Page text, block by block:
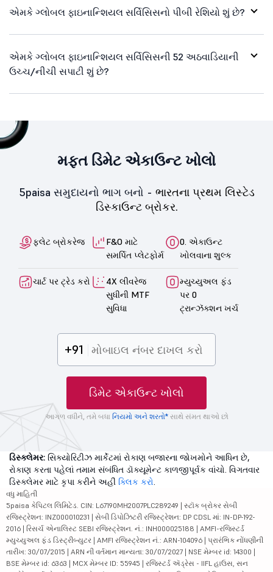
એમકે ગ્લોબલ ફાઇનાન્શિયલ સર્વિસિસનો પીબી રેશિયો શું છે?
એમકે ગ્લોબલ ફાઇનાન્શિયલ સર્વિસિસની 52 અઠવાડિયાની
ઉચ્ચ/નીચી સપાટી શું છે?
મફત ડિમેટ એકાઉન્ટ ખોલો
5paisa સમુદાયનો ભાગ બનો - ભારતના પ્રથમ લિસ્ટેડ
ડિસ્કાઉન્ટ બ્રોકર.
ફ્લેટ બ્રોકરેજ
F&O માટે
સમર્પિત પ્લેટફોર્મ
0. એકાઉન્ટ
ખોલવાના શુલ્ક
ચાર્ટ પર ટ્રેડ કરો
4X લીવરેજ
સુધીની MTF
સુવિધા
મ્યુચ્યુઅલ ફંડ
પર 0
ટ્રાન્ઝૅક્શન ખર્ચ
+91
ડિમેટ એકાઉન્ટ ખોલો
આગળ વધીને, તમે બધા નિયમો અને શરતો*સાથે સંમત થાઓ છો
ડિસ્ક્લેમર: સિક્યોરિટીઝ માર્કેટમાં રોકાણ બજારના જોખમોને આધિન છે,
રોકાણ કરતા પહેલાં તમામ સંબંધિત ડૉક્યૂમેન્ટ કાળજીપૂર્વક વાંચો. વિગતવાર
ડિસ્ક્લેમર માટે કૃપા કરીને અહીં ક્લિક કરો.
વધુ માહિતી
5paisa કેપિટલ લિમિટેડ. CIN: L67190MH2007PLC289249 | સ્ટૉક બ્રોકર સેબી
રજિસ્ટ્રેશન: INZ000010231 | સેબી ડિપોઝિટરી રજિસ્ટ્રેશન: DP CDSL માં: IN-DP-192-
2016 | રિસર્ચ એનાલિસ્ટ SEBI રજિસ્ટ્રેશન. નં.: INH000025188 | AMFI-રજિસ્ટર્ડ
મ્યુચ્યુઅલ ફંડ ડિસ્ટ્રીબ્યુટર | AMFI રજિસ્ટ્રેશન નં.: ARN-104096 | પ્રારંભિક નોંધણીની
તારીખ: 30/07/2015 | ARN ની વર્તમાન માન્યતા: 30/07/2027 | NSE મેમ્બર id: 14300 |
BSE મેમ્બર id: 6363 | MCX મેમ્બર ID: 55945 | રજિસ્ટર્ડ ઍડ્રેસ - IIFL હાઉસ, સન